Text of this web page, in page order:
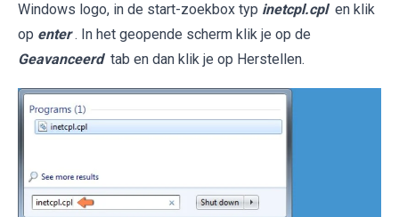
Windows logo, in de start-zoekbox typ inetcpl.cpl en klik
op enter . In het geopende scherm klik je op de
Geavanceerd tab en dan klik je op Herstellen.